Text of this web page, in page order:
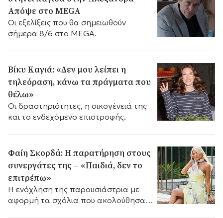
Απόψε στο MEGA
Οι εξελίξεις που θα σημειωθούν
σήμερα 8/6 στο MEGA.
Βίκυ Καγιά: «Δεν μου λείπει η
τηλεόραση, κάνω τα πράγματα που
θέλω»
Οι δραστηριότητες, η οικογένειά της
και το ενδεχόμενο επιστροφής.
Φαίη Σκορδά: Η παρατήρηση στους
συνεργάτες της – «Παιδιά, δεν το
επιτρέπω»
Η ενόχληση της παρουσιάστρια με
αφορμή τα σχόλια που ακολούθησαν